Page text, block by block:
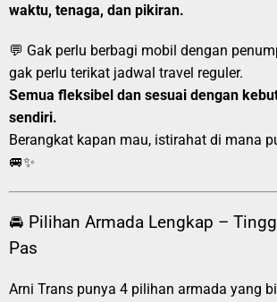
waktu, tenaga, dan pikiran.
💬 Gak perlu berbagi mobil dengan
gak perlu terikat jadwal travel reguler.
Semua fleksibel dan sesuai dengan
sendiri.
Berangkat kapan mau, istirahat di mana
🚐✨
🚘 Pilihan Armada Lengkap –
Pas
Arni Trans punya 4 pilihan armada yang